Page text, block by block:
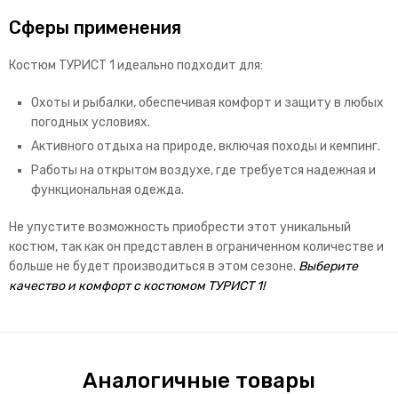
Сферы применения
Костюм ТУРИСТ 1 идеально подходит для:
Охоты и рыбалки, обеспечивая комфорт и защиту в любых
погодных условиях.
Активного отдыха на природе, включая походы и кемпинг.
Работы на открытом воздухе, где требуется надежная и
функциональная одежда.
Не упустите возможность приобрести этот уникальный
костюм, так как он представлен в ограниченном количестве и
больше не будет производиться в этом сезоне. Выберите
качество и комфорт с костюмом ТУРИСТ 1!
Аналогичные товары